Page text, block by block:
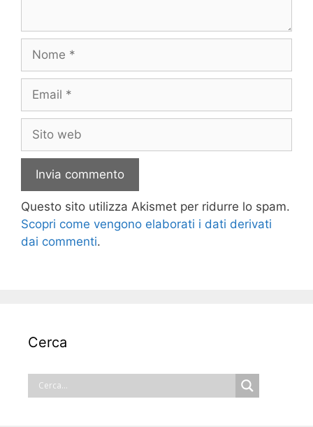
Nome
Email
Sito
web
Questo sito utilizza Akismet per ridurre lo spam.
Scopri come vengono elaborati i dati derivati
dai commenti.
Cerca